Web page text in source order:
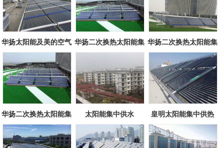
华扬太阳能及美的空气 华扬二次换热太阳能集 华扬二次换热太阳能集
中系统
华扬二次换热太阳能集
中系统
太阳能集中供水 皇明太阳能集中供热